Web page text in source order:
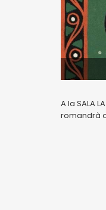
A la SALA
romandrà